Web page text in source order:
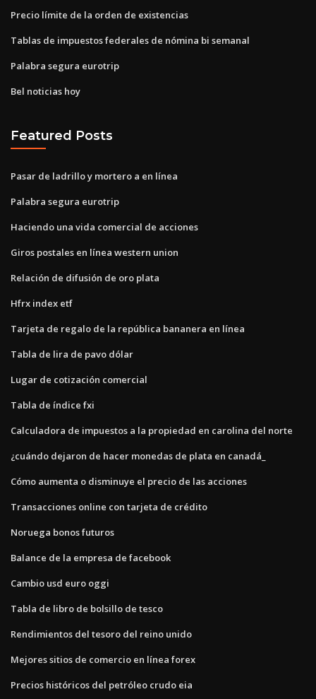
Precio límite de la orden de existencias
Tablas de impuestos federales de nómina bi semanal
Palabra segura eurotrip
Bel noticias hoy
Featured Posts
Pasar de ladrillo y mortero a en línea
Palabra segura eurotrip
Haciendo una vida comercial de acciones
Giros postales en línea western union
Relación de difusión de oro plata
Hfrx index etf
Tarjeta de regalo de la república bananera en línea
Tabla de lira de pavo dólar
Lugar de cotización comercial
Tabla de índice fxi
Calculadora de impuestos a la propiedad en carolina del norte
¿cuándo dejaron de hacer monedas de plata en canadá_
Cómo aumenta o disminuye el precio de las acciones
Transacciones online con tarjeta de crédito
Noruega bonos futuros
Balance de la empresa de facebook
Cambio usd euro oggi
Tabla de libro de bolsillo de tesco
Rendimientos del tesoro del reino unido
Mejores sitios de comercio en línea forex
Precios históricos del petróleo crudo eia